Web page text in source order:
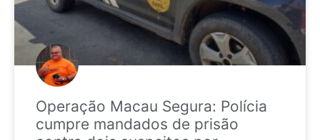
Operação Macau Segura: Polícia
cumpre mandados de prisão